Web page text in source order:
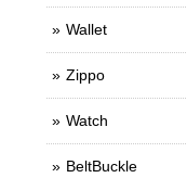
Wallet
Zippo
Watch
BeltBuckle